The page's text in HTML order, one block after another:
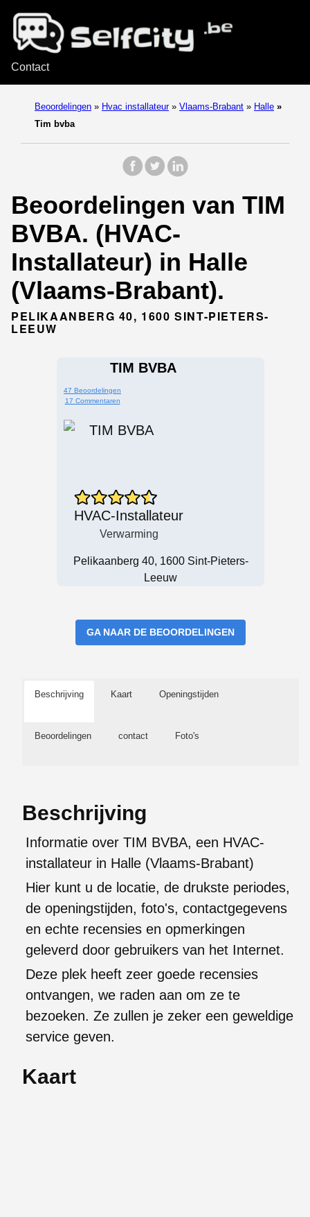
Contact
Beoordelingen » Hvac installateur » Vlaams-Brabant » Halle »
Tim bvba
Beoordelingen van TIM
BVBA. (HVAC-
Installateur) in Halle
(Vlaams-Brabant).
PELIKAANBERG 40, 1600 SINT-PIETERS-
LEEUW
TIM BVBA
47 Beoordelingen
17 Commentaren
HVAC-Installateur
Verwarming
Pelikaanberg 40, 1600 Sint-Pieters-
Leeuw
GA NAAR DE BEOORDELINGEN
Beschrijving Kaart Openingstijden
Beoordelingen contact Foto's
Beschrijving
Informatie over TIM BVBA, een HVAC-
installateur in Halle (Vlaams-Brabant)
Hier kunt u de locatie, de drukste periodes,
de openingstijden, foto's, contactgegevens
en echte recensies en opmerkingen
geleverd door gebruikers van het Internet.
Deze plek heeft zeer goede recensies
ontvangen, we raden aan om ze te
bezoeken. Ze zullen je zeker een geweldige
service geven.
Kaart